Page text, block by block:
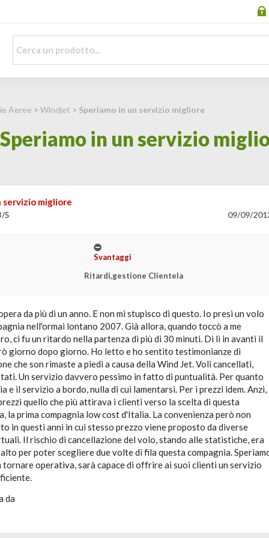
Aeree >Windjet > Speriamo in un servizio migliore
in un servizio
servizio migliore
5 09/09/
Svantaggi
Ritardi,gestione Clientela
da più di un anno. E non mi stupisco di questo. Io presi un volo
nell'ormai lontano 2007. Già allora, quando toccò a me
ci fu un ritardo nella partenza di più di 30 minuti. Di lì in avanti il
giorno dopo giorno. Ho letto e ho sentito testimonianze di
che son rimaste a piedi a causa della Wind Jet. Voli cancellati,
Un servizio davvero pessimo in fatto di puntualità. Per quanto
e il servizio a bordo, nulla di cui lamentarsi. Per i prezzi idem. Anzi,
quello che più attirava i clienti verso la scelta di questa
la prima compagnia low cost d'Italia. La convenienza però non
in questi anni in cui stesso prezzo viene proposto da diverse
Il rischio di cancellazione del volo, stando alle statistiche, era
per poter scegliere due volte di fila questa compagnia.
tornare operativa, sarà capace di offrire ai suoi clienti un servizio
da